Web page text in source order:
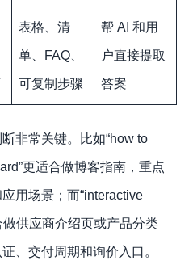
表格、清
单、FAQ、
可复制步骤
帮 AI 和用
户直接提取
答案
非常关键。比如“how to
更适合做博客指南，重点
用场景；而“interactive
供应商介绍页或产品分类
、交付周期和询价入口。